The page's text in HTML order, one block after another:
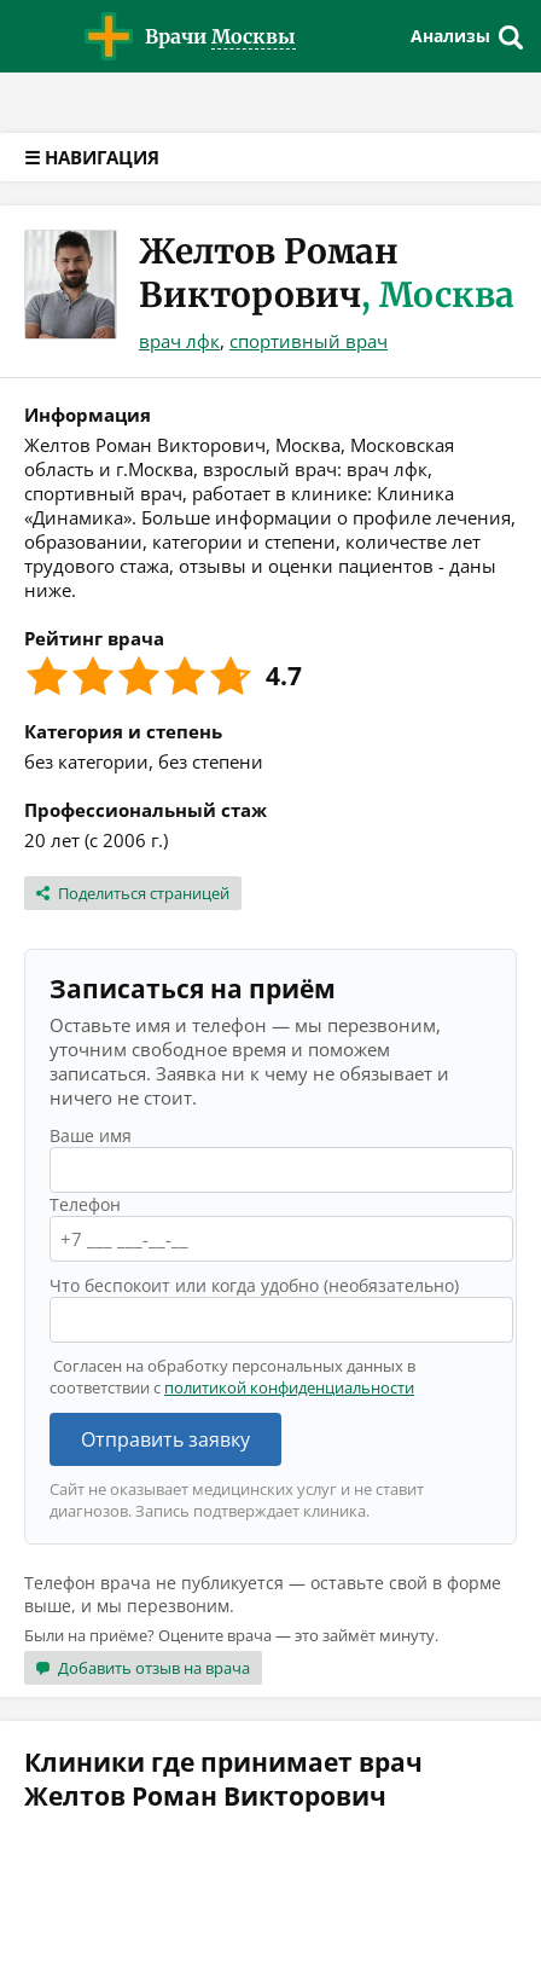
Врачи Москвы Анализы
☰ НАВИГАЦИЯ
Желтов Роман
Викторович, Москва
врач лфк, спортивный врач
Информация
Желтов Роман Викторович, Москва, Московская
область и г.Москва, взрослый врач: врач лфк,
спортивный врач, работает в клинике: Клиника
«Динамика». Больше информации о профиле лечения,
образовании, категории и степени, количестве лет
трудового стажа, отзывы и оценки пациентов - даны
ниже.
Рейтинг врача
4.7
Категория и степень
без категории, без степени
Профессиональный стаж
20 лет (с 2006 г.)
Поделиться страницей
Записаться на приём
Оставьте имя и телефон — мы перезвоним,
уточним свободное время и поможем
записаться. Заявка ни к чему не обязывает и
ничего не стоит.
Ваше имя
Телефон
Что беспокоит или когда удобно (необязательно)
Согласен на обработку персональных данных в
соответствии с политикой конфиденциальности
Отправить заявку
Сайт не оказывает медицинских услуг и не ставит
диагнозов. Запись подтверждает клиника.
Телефон врача не публикуется — оставьте свой в форме
выше, и мы перезвоним.
Были на приёме? Оцените врача — это займёт минуту.
Добавить отзыв на врача
Клиники где принимает врач
Желтов Роман Викторович